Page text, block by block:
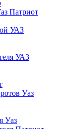
Патриот
УАЗ
УАЗ
Уаз
Уаз